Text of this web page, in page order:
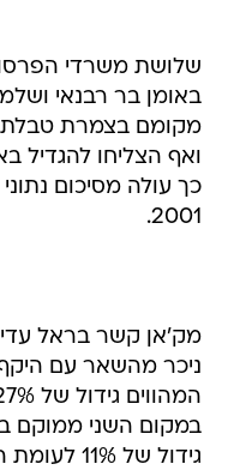
שלושת משרדי
באומן בר רבנאי
מקומם בצמרת טבלת
ואף הצליחו להגדיל
כך עולה מסיכום
2001.
מק'אן קשר בראל
במקום השני ממוקם
גידול של